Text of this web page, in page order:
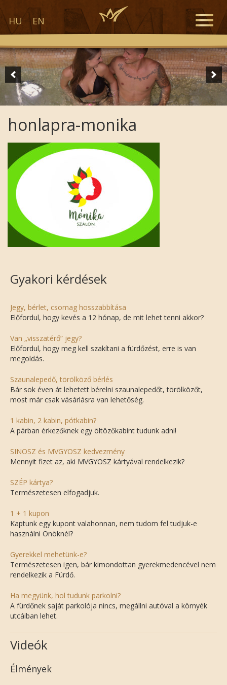
HU EN
Toggle
honlapra-monika
Gyakori kérdések
Jegy, bérlet, csomag hosszabbítása
Előfordul, hogy kevés a 12 hónap, de mit lehet tenni akkor?
Van „visszatérő” jegy?
Előfordul, hogy meg kell szakítani a fürdőzést, erre is van
megoldás.
Szaunalepedő, törölköző bérlés
Bár sok éven át lehetett bérelni szaunalepedőt, törölközőt,
most már csak vásárlásra van lehetőség.
1 kabin, 2 kabin, pótkabin?
A párban érkezőknek egy öltözőkabint tudunk adni!
SINOSZ és MVGYOSZ kedvezmény
Mennyit fizet az, aki MVGYOSZ kártyával rendelkezik?
SZÉP kártya?
Természetesen elfogadjuk.
1 + 1 kupon
Kaptunk egy kupont valahonnan, nem tudom fel tudjuk-e
használni Önöknél?
Gyerekkel mehetünk-e?
Természetesen igen, bár kimondottan gyerekmedencével nem
rendelkezik a Fürdő.
Ha megyünk, hol tudunk parkolni?
A fürdőnek saját parkolója nincs, megállni autóval a környék
utcáiban lehet.
Videók
Élmények